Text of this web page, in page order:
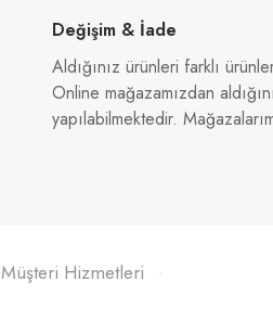
Değişim & İade
Aldığınız ürünleri farklı
Online mağazamızdan
yapılabilmektedir.
Müşteri Hizmetleri
-